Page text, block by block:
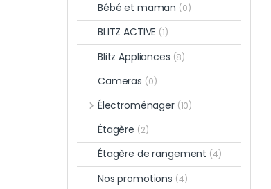
Bébé et maman (0)
BLITZ ACTIVE (1)
Blitz Appliances (8)
Cameras (0)
Électroménager (10)
Étagère (2)
Étagère de rangement (4)
Nos promotions (4)